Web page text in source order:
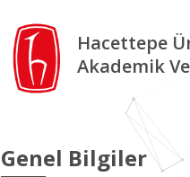
Hacettepe
Akademik
Genel Bilgiler